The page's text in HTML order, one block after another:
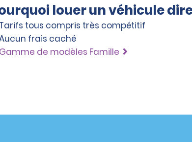
louer un véhicule
Tarifs tous compris très compétitif
frais caché
Gamme de modèles Famille